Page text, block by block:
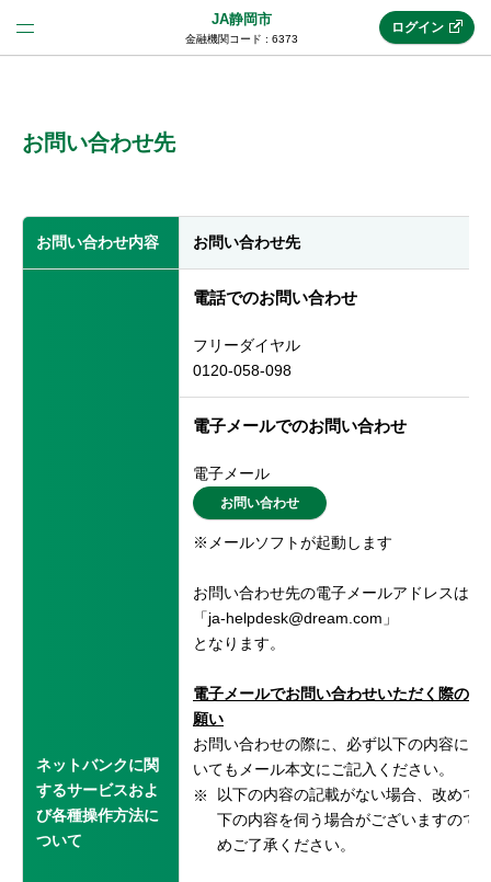
JA静岡市
金融機関コード : 6373
(法人JAネットバンク)
ログイン
お問い合わせ先
お問い合わせ内容 お問い合わせ先
ネットバンクに関
するサービスおよ
び各種操作方法に
ついて
電話でのお問い合わせ
フリーダイヤル
0120-058-098
電子メールでのお問い合わせ
電子メール
お問い合わせ
※メールソフトが起動します
お問い合わせ先の電子メールアドレスは
「ja-helpdesk@dream.com」
となります。
電子メールでお問い合わせいただく際のお
願い
お問い合わせの際に、必ず以下の内容につ
いてもメール本文にご記入ください。
以下の内容の記載がない場合、改めて
下の内容を伺う場合がございますので
めご了承ください。